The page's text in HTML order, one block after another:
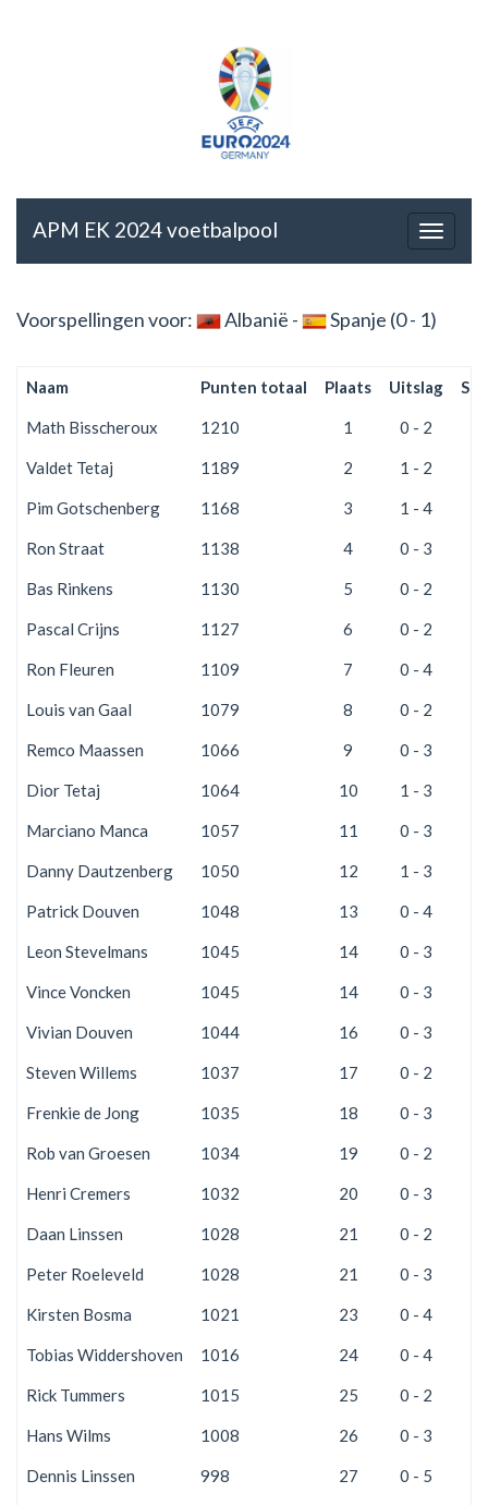
APM EK 2024 voetbalpool
Voorspellingen voor: Albanië - Spanje (0 - 1)
Naam Punten totaal Plaats Uitslag
Math Bisscheroux 1210 1 0 - 2
Valdet Tetaj 1189 2 1 - 2
Pim Gotschenberg 1168 3 1 - 4
Ron Straat 1138 4 0 - 3
Bas Rinkens 1130 5 0 - 2
Pascal Crijns 1127 6 0 - 2
Ron Fleuren 1109 7 0 - 4
Louis van Gaal 1079 8 0 - 2
Remco Maassen 1066 9 0 - 3
Dior Tetaj 1064 10 1 - 3
Marciano Manca 1057 11 0 - 3
Danny Dautzenberg 1050 12 1 - 3
Patrick Douven 1048 13 0 - 4
Leon Stevelmans 1045 14 0 - 3
Vince Voncken 1045 14 0 - 3
Vivian Douven 1044 16 0 - 3
Steven Willems 1037 17 0 - 2
Frenkie de Jong 1035 18 0 - 3
Rob van Groesen 1034 19 0 - 2
Henri Cremers 1032 20 0 - 3
Daan Linssen 1028 21 0 - 2
Peter Roeleveld 1028 21 0 - 3
Kirsten Bosma 1021 23 0 - 4
Tobias Widdershoven 1016 24 0 - 4
Rick Tummers 1015 25 0 - 2
Hans Wilms 1008 26 0 - 3
Dennis Linssen 998 27 0 - 5